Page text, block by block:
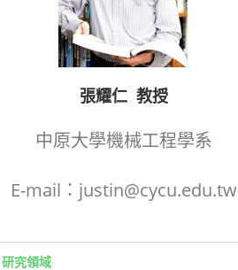
張耀仁 教授
中原大學機械工程學系
E-mail：justin@cycu.edu.tw
研究領域